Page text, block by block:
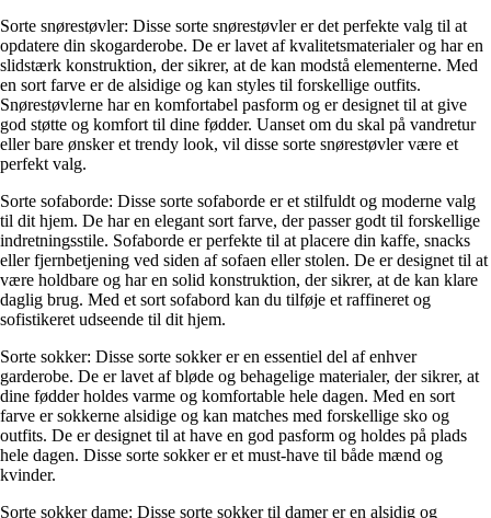
Sorte snørestøvler: Disse sorte snørestøvler er det perfekte valg til at
opdatere din skogarderobe. De er lavet af kvalitetsmaterialer og har en
slidstærk konstruktion, der sikrer, at de kan modstå elementerne. Med
en sort farve er de alsidige og kan styles til forskellige outfits.
Snørestøvlerne har en komfortabel pasform og er designet til at give
god støtte og komfort til dine fødder. Uanset om du skal på vandretur
eller bare ønsker et trendy look, vil disse sorte snørestøvler være et
perfekt valg.
Sorte sofaborde: Disse sorte sofaborde er et stilfuldt og moderne valg
til dit hjem. De har en elegant sort farve, der passer godt til forskellige
indretningsstile. Sofaborde er perfekte til at placere din kaffe, snacks
eller fjernbetjening ved siden af sofaen eller stolen. De er designet til at
være holdbare og har en solid konstruktion, der sikrer, at de kan klare
daglig brug. Med et sort sofabord kan du tilføje et raffineret og
sofistikeret udseende til dit hjem.
Sorte sokker: Disse sorte sokker er en essentiel del af enhver
garderobe. De er lavet af bløde og behagelige materialer, der sikrer, at
dine fødder holdes varme og komfortable hele dagen. Med en sort
farve er sokkerne alsidige og kan matches med forskellige sko og
outfits. De er designet til at have en god pasform og holdes på plads
hele dagen. Disse sorte sokker er et must-have til både mænd og
kvinder.
Sorte sokker dame: Disse sorte sokker til damer er en alsidig og